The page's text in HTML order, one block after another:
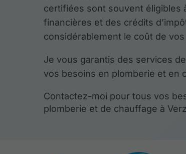
certifiées sont souvent éligibles
financières et des crédits
considérablement le coût de
Je vous garantis des services
vos besoins en plomberie et en
Contactez-moi pour tous vos
plomberie et de chauffage à